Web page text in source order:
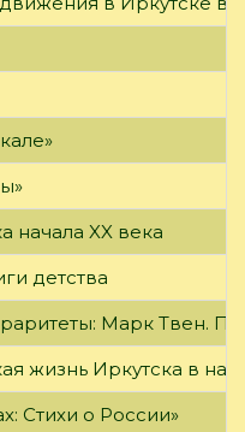
начала XX века
детства
раритеты: Марк Твен.
жизнь Иркутска в
Стихи о России»